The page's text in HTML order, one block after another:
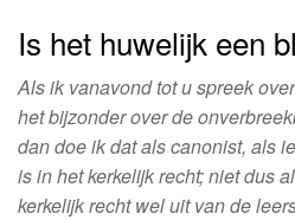
Is het huwelijk een
Als ik vanavond tot u spreek
het bijzonder over de
dan doe ik dat als canonist, als
is in het kerkelijk recht; niet dus
kerkelijk recht wel uit van de